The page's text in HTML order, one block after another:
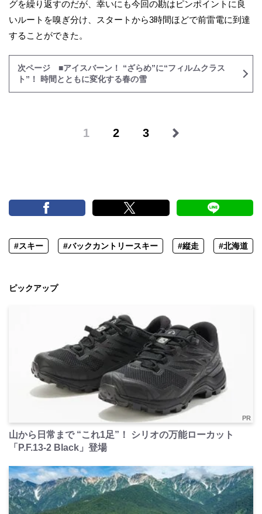
グを繰り返すのだが、幸いにも今回の勘はピンポイントに良
いルートを嗅ぎ分け、スタートから3時間ほどで前雷電に到達
することができた。
次ページ ■アイスバーン！ “ざらめ”に“フィルムクラス
ト”！ 時間とともに変化する春の雪
1 2 3
#スキー #バックカントリースキー #縦走 #北海道
ピックアップ
PR
山から日常まで “これ1足”！ シリオの万能ローカット
「P.F.13-2 Black」登場